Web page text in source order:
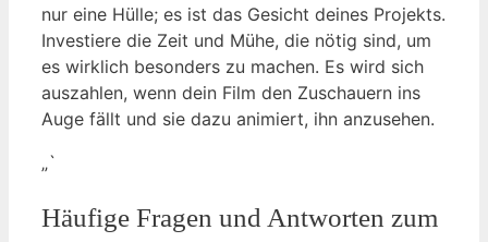
nur eine Hülle; es ist das Gesicht deines Projekts.
Investiere die Zeit und Mühe, die nötig sind, um
es wirklich besonders zu machen. Es wird sich
auszahlen, wenn dein Film den Zuschauern ins
Auge fällt und sie dazu animiert, ihn anzusehen.
„`
Häufige Fragen und Antworten zum